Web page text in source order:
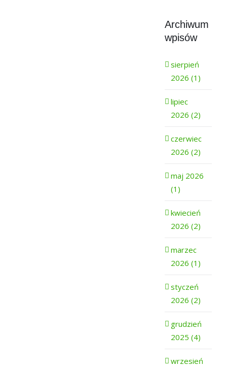
Archiwum
wpisów
sierpień
2026 (1)
lipiec
2026 (2)
czerwiec
2026 (2)
maj 2026
(1)
kwiecień
2026 (2)
marzec
2026 (1)
styczeń
2026 (2)
grudzień
2025 (4)
wrzesień